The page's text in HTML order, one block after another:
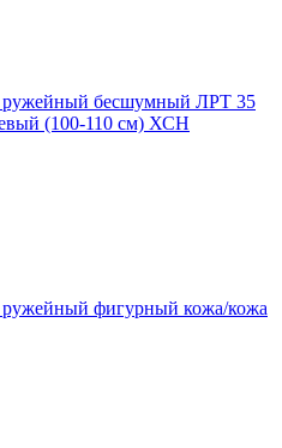
ружейный бесшумный ЛРТ 35
(100-110 см) ХСН
ружейный фигурный кожа/кожа